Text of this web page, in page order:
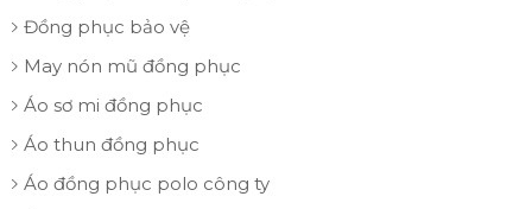
Đồng phục bảo vệ
May nón mũ đồng phục
Áo sơ mi đồng phục
Áo thun đồng phục
Áo đồng phục polo công ty